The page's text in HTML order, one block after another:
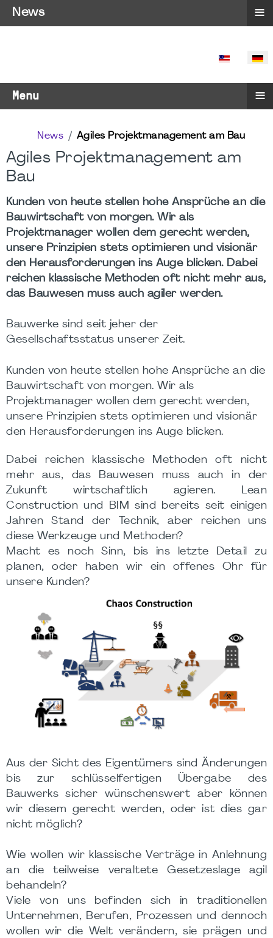
SPRACHE
Menu ≡
News Agiles Projektmanagement am Bau
Agiles Projektmanagement am
Bau
Kunden von heute stellen hohe Ansprüche an die
Bauwirtschaft von morgen. Wir als
Projektmanager wollen dem gerecht werden,
unsere Prinzipien stets optimieren und visionär
den Herausforderungen ins Auge blicken. Dabei
reichen klassische Methoden oft nicht mehr aus,
das Bauwesen muss auch agiler werden.
Bauwerke sind seit jeher der
Gesellschaftsstatus unserer Zeit.
Kunden von heute stellen hohe Ansprüche an die
Bauwirtschaft von morgen. Wir als
Projektmanager wollen dem gerecht werden,
unsere Prinzipien stets optimieren und visionär
den Herausforderungen ins Auge blicken.
Dabei reichen klassische Methoden oft nicht
mehr aus, das Bauwesen muss auch in der
Zukunft wirtschaftlich agieren. Lean
Construction und BIM sind bereits seit einigen
Jahren Stand der Technik, aber reichen uns
diese Werkzeuge und Methoden?
Macht es noch Sinn, bis ins letzte Detail zu
planen, oder haben wir ein offenes Ohr für
unsere Kunden?
Aus der Sicht des Eigentümers sind Änderungen
bis zur schlüsselfertigen Übergabe des
Bauwerks sicher wünschenswert aber können
wir diesem gerecht werden, oder ist dies gar
nicht möglich?
Wie wollen wir klassische Verträge in Anlehnung
an die teilweise veraltete Gesetzeslage agil
behandeln?
Viele von uns befinden sich in traditionellen
Unternehmen, Berufen, Prozessen und dennoch
wollen wir die Welt verändern, sie prägen und
News ≡